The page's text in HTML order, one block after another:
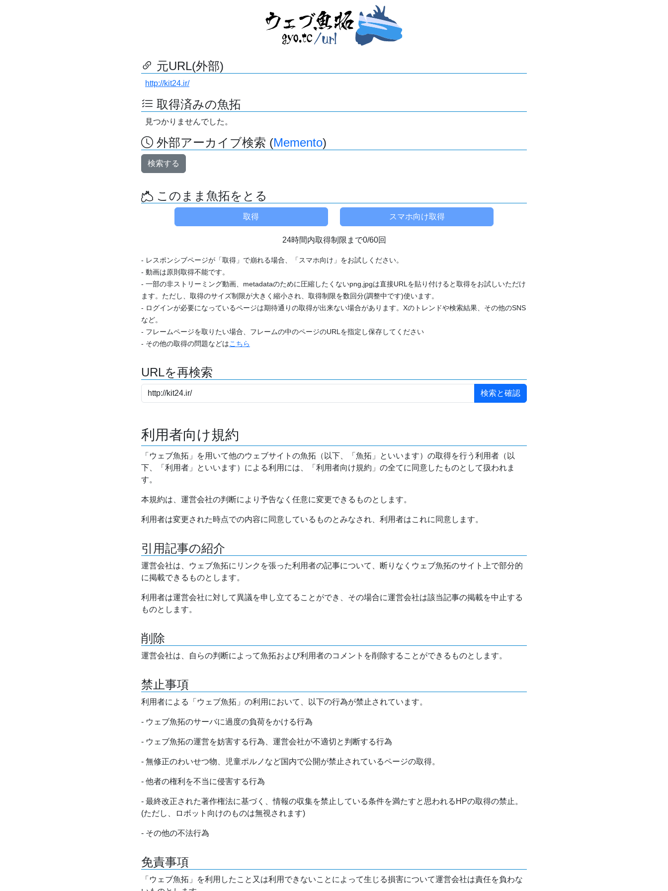
元URL(外部)
http://kit24.ir/
取得済みの魚拓
見つかりませんでした。
外部アーカイブ検索 (Memento)
検索する
このまま魚拓をとる
24時間内取得制限まで0/60回
- レスポンシブページが「取得」で崩れる場合、「スマホ向け」をお試しください。
- 動画は原則取得不能です。
- 一部の非ストリーミング動画、metadataのために圧縮したくないpng,jpgは直接URLを貼り付けると取得をお試しいただけ
ます。ただし、取得のサイズ制限が大きく縮小され、取得制限を数回分(調整中です)使います。
- ログインが必要になっているページは期待通りの取得が出来ない場合があります。Xのトレンドや検索結果、その他のSNS
など。
- フレームページを取りたい場合、フレームの中のページのURLを指定し保存してください
- その他の取得の問題などはこちら
URLを再検索
利用者向け規約
「ウェブ魚拓」を用いて他のウェブサイトの魚拓（以下、「魚拓」といいます）の取得を行う利用者（以
下、「利用者」といいます）による利用には、「利用者向け規約」の全てに同意したものとして扱われま
す。
本規約は、運営会社の判断により予告なく任意に変更できるものとします。
利用者は変更された時点での内容に同意しているものとみなされ、利用者はこれに同意します。
引用記事の紹介
運営会社は、ウェブ魚拓にリンクを張った利用者の記事について、断りなくウェブ魚拓のサイト上で部分的
に掲載できるものとします。
利用者は運営会社に対して異議を申し立てることができ、その場合に運営会社は該当記事の掲載を中止する
ものとします。
削除
運営会社は、自らの判断によって魚拓および利用者のコメントを削除することができるものとします。
禁止事項
利用者による「ウェブ魚拓」の利用において、以下の行為が禁止されています。
- ウェブ魚拓のサーバに過度の負荷をかける行為
- ウェブ魚拓の運営を妨害する行為、運営会社が不適切と判断する行為
- 無修正のわいせつ物、児童ポルノなど国内で公開が禁止されているページの取得。
- 他者の権利を不当に侵害する行為
- 最終改正された著作権法に基づく、情報の収集を禁止している条件を満たすと思われるHPの取得の禁止。
(ただし、ロボット向けのものは無視されます)
- その他の不法行為
免責事項
「ウェブ魚拓」を利用したこと又は利用できないことによって生じる損害について運営会社は責任を負わな